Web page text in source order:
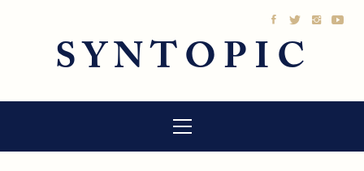
SYNTOPIC
principal